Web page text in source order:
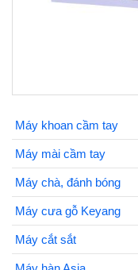
Máy khoan cầm tay
Máy mài cầm tay
Máy chà, đánh bóng
Máy cưa gỗ Keyang
Máy cắt sắt